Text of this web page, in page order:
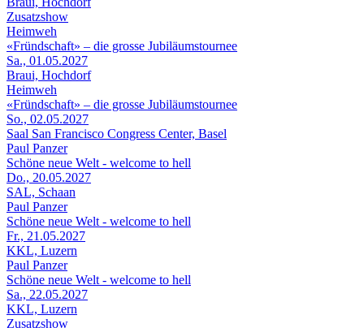
Zusatzshow
Heimweh
«Fründschaft» – die grosse Jubiläumstournee
Sa., 01.05.2027
Braui, Hochdorf
Heimweh
«Fründschaft» – die grosse Jubiläumstournee
So., 02.05.2027
Saal San Francisco Congress Center, Basel
Paul Panzer
Schöne neue Welt - welcome to hell
Do., 20.05.2027
SAL, Schaan
Paul Panzer
Schöne neue Welt - welcome to hell
Fr., 21.05.2027
KKL, Luzern
Paul Panzer
Schöne neue Welt - welcome to hell
Sa., 22.05.2027
KKL, Luzern
Zusatzshow